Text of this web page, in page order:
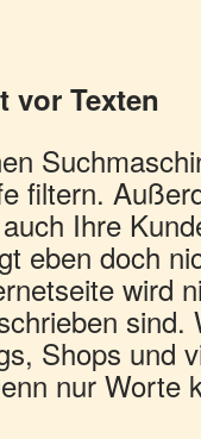
vor Texten
filtern.
Ihre
eben doch
wird
sind.
Shops und
nur Worte